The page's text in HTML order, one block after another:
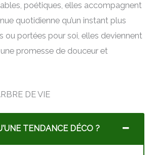
poétiques, elles accompagnent
quotidienne qu’un instant plus
ou portées pour soi, elles deviennent
une promesse de douceur et
DE VIE
TENDANCE DÉCO ?